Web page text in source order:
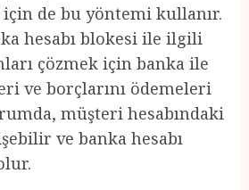
de bu yöntemi kullanır.
hesabı blokesi ile ilgili
çözmek için banka ile
ve borçlarını ödemeleri
müşteri hesabındaki
ve banka hesabı